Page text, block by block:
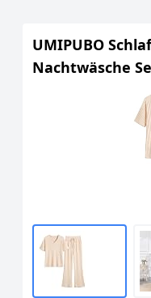
UMIPUBO
Nachtwäsche
Elegant 2-Teilig
Elastischer
Leichter